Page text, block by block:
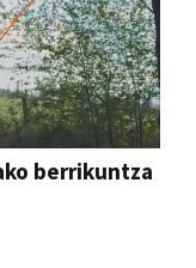
berrikuntza